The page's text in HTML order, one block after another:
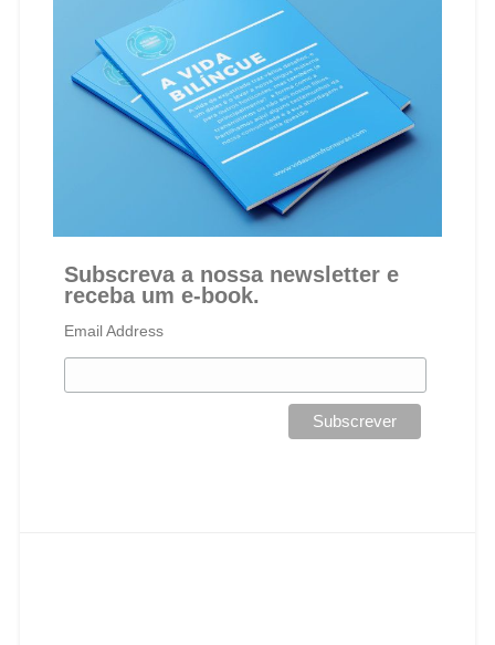
Subscreva a nossa newsletter e
receba um e-book.
Email Address